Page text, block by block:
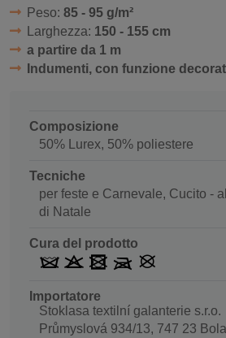
Peso: 85 - 95 g/m²
Larghezza: 150 - 155 cm
a partire da 1 m
Indumenti, con funzione
Composizione
50% Lurex, 50% poliestere
Tecniche
per feste e Carnevale, Cucito -
di Natale
Cura del prodotto
Importatore
Stoklasa textilní galanterie s.r.o.
Průmyslová 934/13, 747 23